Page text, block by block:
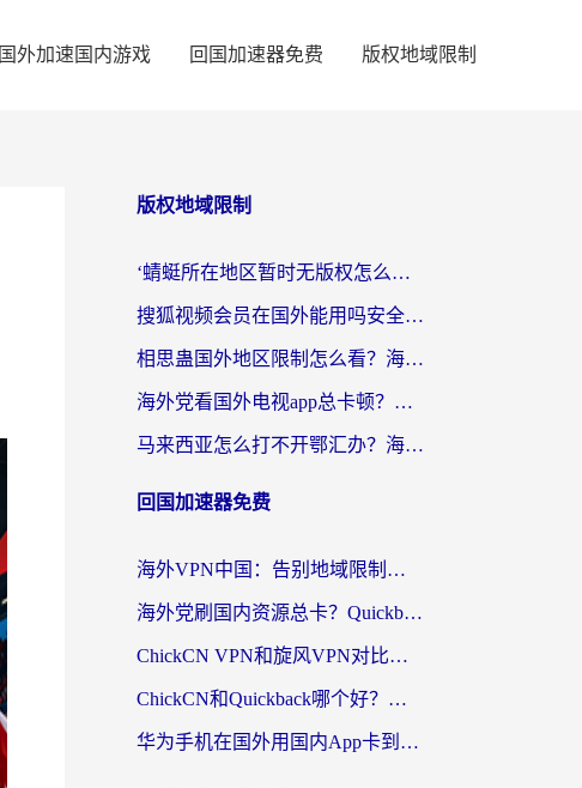
国外加速国内游戏 回国加速器免费 版权地域限制
版权地域限制
‘蜻蜓所在地区暂时无版权怎么办’？海外党看国内内容、办国内事的实用指南
搜狐视频会员在国外能用吗安全吗？留学生亲测有效的回国观影解决方案
相思蛊国外地区限制怎么看？海外党追剧听歌的终极解决方案
海外党看国外电视app总卡顿？选对回国加速器，追剧购物两不误
马来西亚怎么打不开鄂汇办？海外华人必备的回国加速指南，解决追剧、办事、阅读难题
回国加速器免费
海外VPN中国：告别地域限制，留学生与华人如何轻松刷国内剧、玩国服？
海外党刷国内资源总卡？Quickback和采集蜂好用吗？这篇指南帮你避坑
ChickCN VPN和旋风VPN对比哪个回国效果更好？海外党亲测实用指南
ChickCN和Quickback哪个好？海外党亲测回国加速器，轻松解锁国内资源（附避坑指南）
华为手机在国外用国内App卡到崩溃？这篇加速器指南帮你无缝刷剧打游戏